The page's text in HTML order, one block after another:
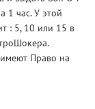
1 час. У этой
: 5, 10 или 15 в
Право на